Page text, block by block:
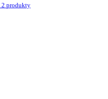
2 produkty